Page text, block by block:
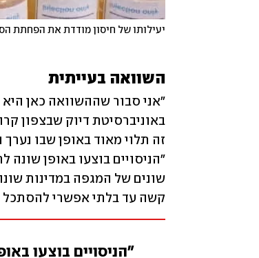
יעילותו של חיסון מודדת את הפחתת
השוואה בעייתית
קשה עד בלתי אפשרי להסתכל
"הניסויים בוצעו